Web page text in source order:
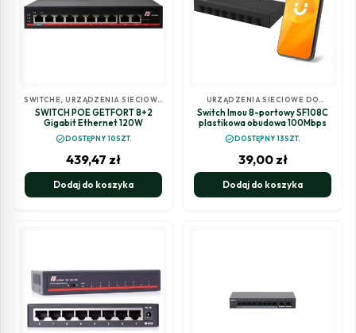
SWITCHE ,URZĄDZENIA SIECIOWE
DO MONITORINGU
SWITCH POE GETFORT 8+2
Gigabit Ethernet 120W
check_circleDOSTĘPNY 10SZT.
439,47 zł
Dodaj do koszyka
URZĄDZENIA SIECIOWE DO
MONITORINGU
Switch Imou 8-portowy SF108C
plastikowa obudowa 100Mbps
check_circleDOSTĘPNY 13SZT.
39,00 zł
Dodaj do koszyka